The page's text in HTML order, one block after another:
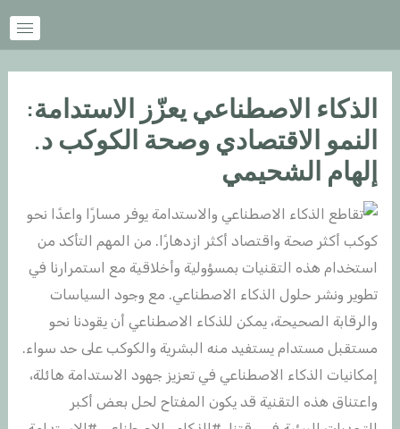
الذكاء الاصطناعي يعزّز الاستدامة:
النمو الاقتصادي وصحة الكوكب د.
إلهام الشحيمي